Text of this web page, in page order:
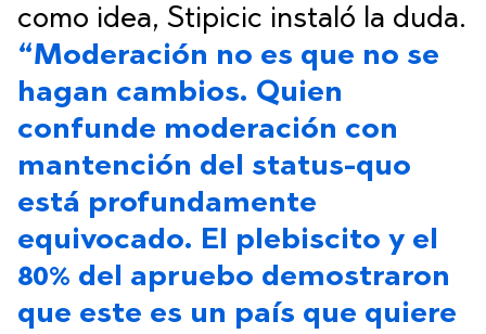
como idea, Stipicic instaló la duda.
“Moderación no es que no se
hagan cambios. Quien
confunde moderación con
mantención del status-quo
está profundamente
equivocado. El plebiscito y el
80% del apruebo demostraron
que este es un país que quiere